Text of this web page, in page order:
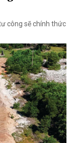
công sẽ chính thức